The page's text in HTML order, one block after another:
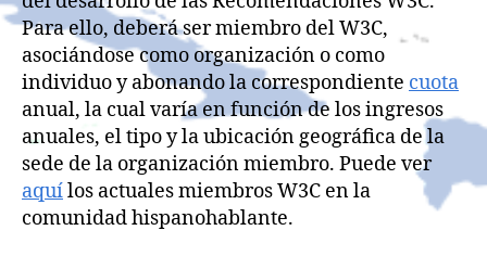
Para ello, deberá ser miembro del W3C,
asociándose como organización o como
individuo y abonando la correspondiente cuota
anual, la cual varía en función de los ingresos
anuales, el tipo y la ubicación geográfica de la
sede de la organización miembro. Puede ver
aquílos actuales miembros W3C en la
comunidad hispanohablante.